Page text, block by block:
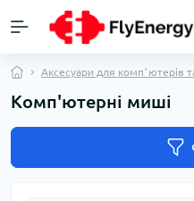
Аксесуари для компʼютерів
Комп'ютерні миші